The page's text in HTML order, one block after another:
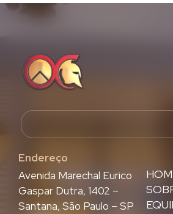
Endereço
Avenida Marechal Eurico
Gaspar Dutra, 1402 –
Santana, São Paulo – SP